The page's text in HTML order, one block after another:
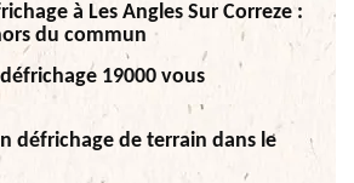
à Les Angles Sur Correze :
du commun
19000 vous
défrichage de terrain dans le